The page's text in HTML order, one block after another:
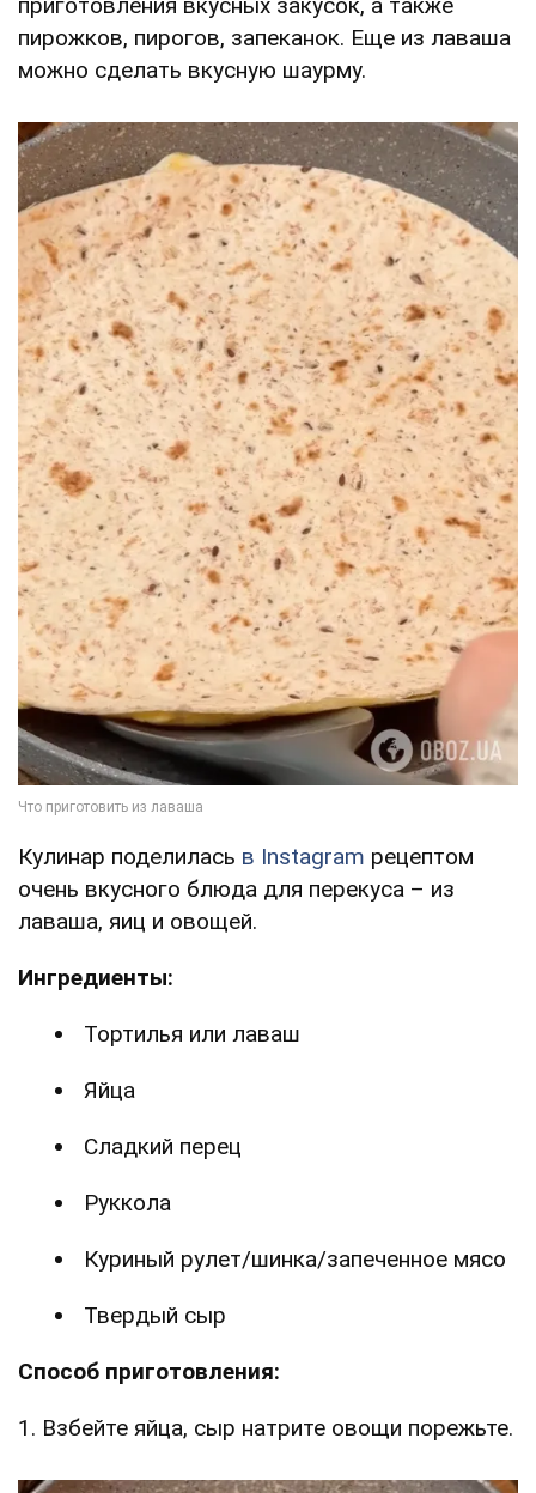
пирожков, пирогов, запеканок. Еще из лаваша
можно сделать вкусную шаурму.
Кулинар поделилась в Instagram рецептом
очень вкусного блюда для перекуса – из
лаваша, яиц и овощей.
Ингредиенты:
Тортилья или лаваш
Яйца
Сладкий перец
Руккола
Куриный рулет/шинка/запеченное мясо
Твердый сыр
Способ приготовления:
1. Взбейте яйца, сыр натрите овощи порежьте.